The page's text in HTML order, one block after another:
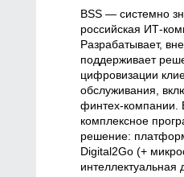
BSS — системно
российская ИТ-
Разрабатывает,
поддерживает
цифровизации
обслуживания,
финтех-компании.
комплексное
решение:
Digital2Go (+
интеллектуальная